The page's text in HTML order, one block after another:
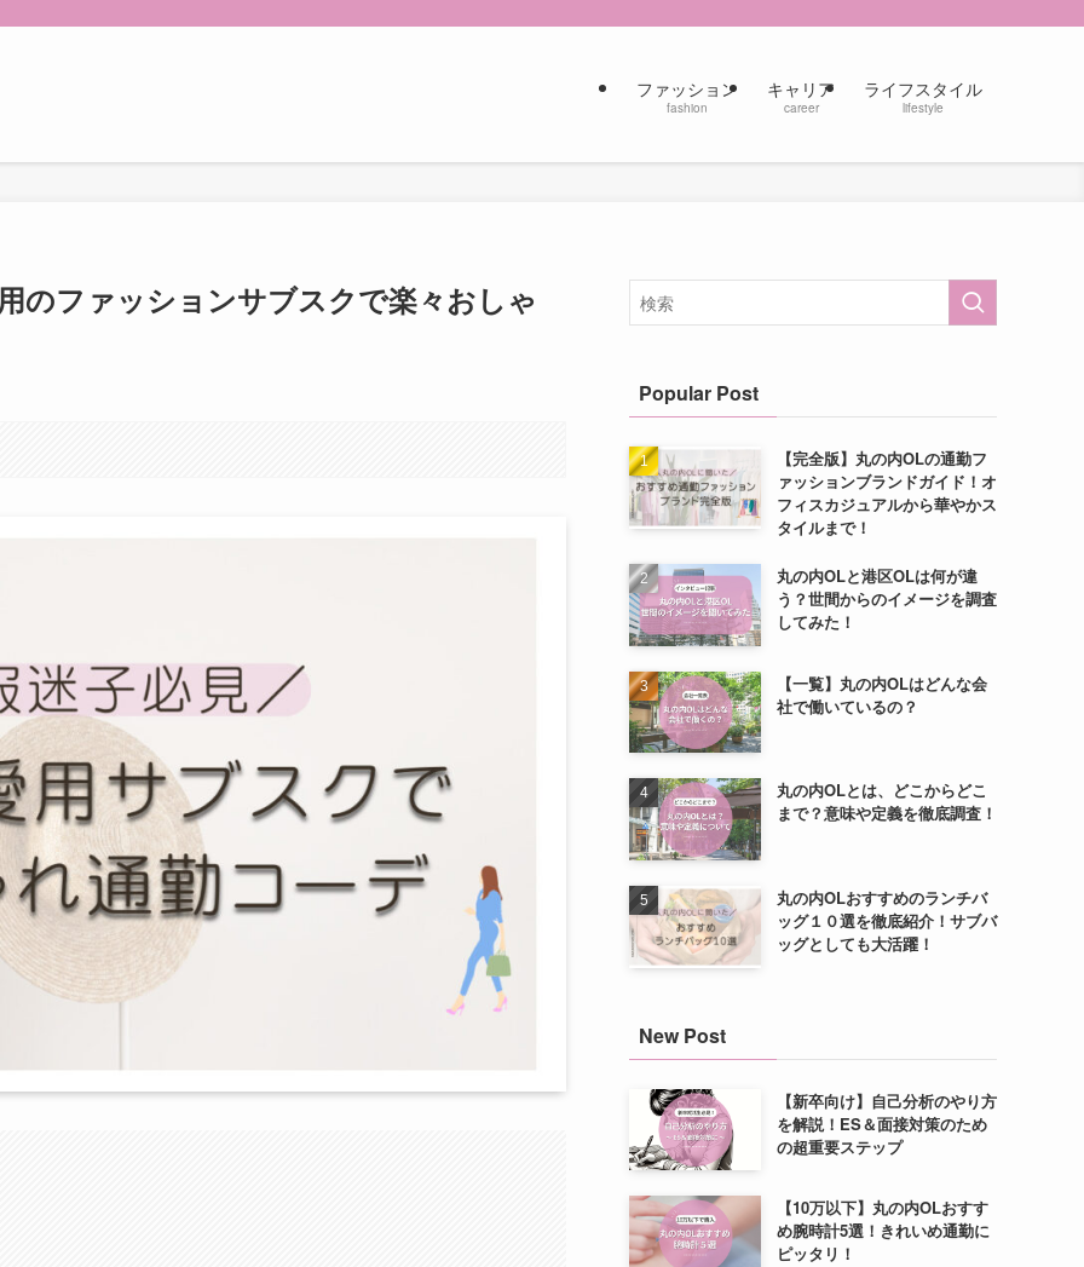
ファッション
fashion
キャリア
career
ライフスタイル
lifestyle
のファッションサブスクで楽々おしゃ
Popular Post
【完全版】丸の内OLの通勤フ
ァッションブランドガイド！オ
フィスカジュアルから華やかス
タイルまで！
丸の内OLと港区OLは何が違
う？世間からのイメージを調査
してみた！
【一覧】丸の内OLはどんな会
社で働いているの？
丸の内OLとは、どこからどこ
まで？意味や定義を徹底調査！
丸の内OLおすすめのランチバ
ッグ１０選を徹底紹介！サブバ
ッグとしても大活躍！
New Post
【新卒向け】自己分析のやり方
を解説！ES＆面接対策のため
の超重要ステップ
【10万以下】丸の内OLおすす
め腕時計5選！きれいめ通勤に
ピッタリ！